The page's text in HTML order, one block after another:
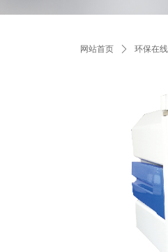
网站首页 ꄲ 环保在